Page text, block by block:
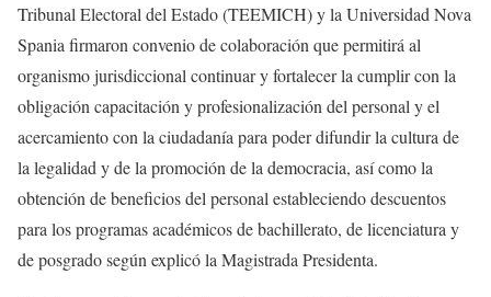
Tribunal Electoral del Estado (TEEMICH) y la Universidad Nova
Spania firmaron convenio de colaboración que permitirá al
organismo jurisdiccional continuar y fortalecer la cumplir con la
obligación capacitación y profesionalización del personal y el
acercamiento con la ciudadanía para poder difundir la cultura de
la legalidad y de la promoción de la democracia, así como la
obtención de beneficios del personal estableciendo descuentos
para los programas académicos de bachillerato, de licenciatura y
de posgrado según explicó la Magistrada Presidenta.